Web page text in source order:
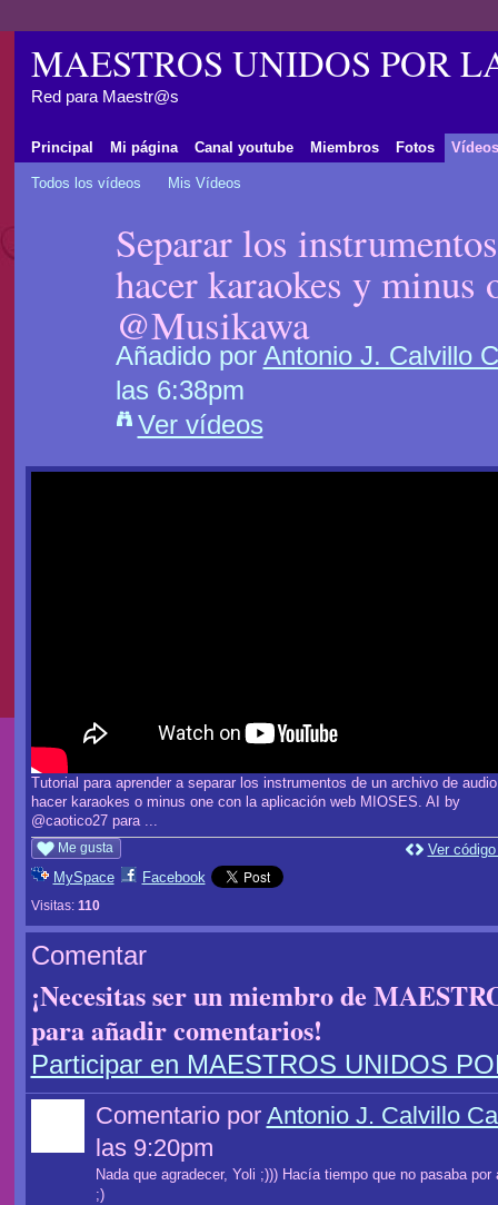
MAESTROS UNIDOS POR
Red para Maestr@s
Principal Mi página Canal youtube Miembros Fotos Vídeos
Todos los vídeos Mis Vídeos
Separar los
hacer karaokes y minus
@Musikawa
Añadido por Antonio J. Calvillo
las 6:38pm
Ver vídeos
Tutorial para aprender a separar los instrumentos de un archivo de
hacer karaokes o minus one con la aplicación web MIOSES. AI by
@caotico27 para ...
Me gusta
MySpace Facebook
Visitas: 110
Ver
Comentar
¡Necesitas ser un miembro de
para añadir comentarios!
Participar en MAESTROS UNIDOS
Comentario por Antonio J. Calvillo
las 9:20pm
Nada que agradecer, Yoli ;))) Hacía tiempo que no pasaba
;)